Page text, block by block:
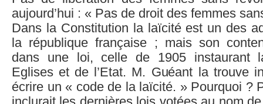
aujourd’hui : « Pas de droit des femmes
Dans la Constitution la laïcité est un des
la république française ; mais son
dans une loi, celle de 1905 instaurant
Eglises et de l’Etat. M. Guéant la trouve
écrire un « code de la laïcité. » Pourquoi ?